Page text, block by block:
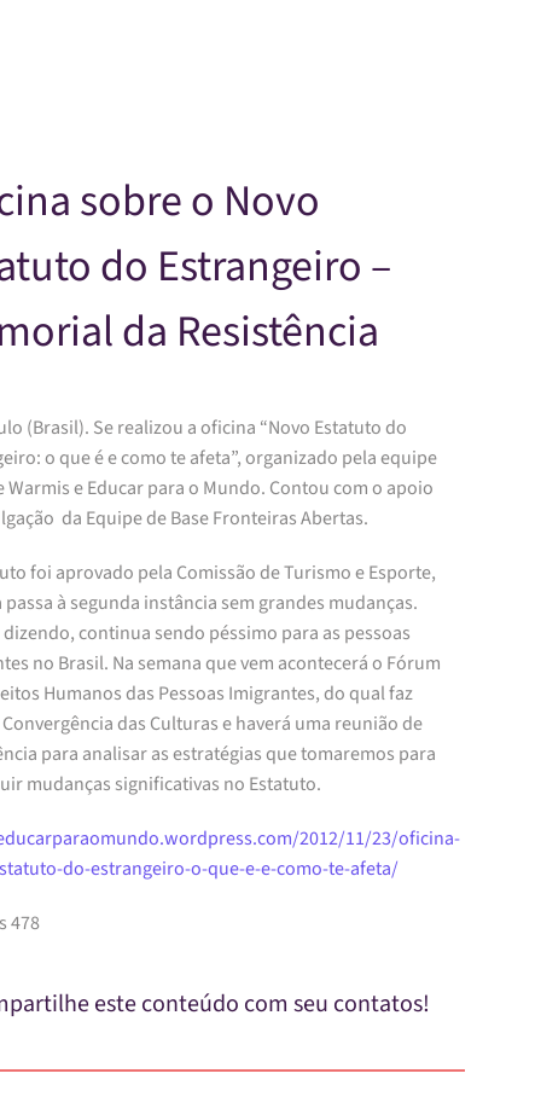
sobre o Novo
do Estrangeiro –
da Resistência
(Brasil). Se realizou a oficina “Novo Estatuto do
o que é e como te afeta”, organizado pela equipe
Warmis e Educar para o Mundo. Contou com o apoio
da Equipe de Base Fronteiras Abertas.
foi aprovado pela Comissão de Turismo e Esporte,
passa à segunda instância sem grandes mudanças.
continua sendo péssimo para as pessoas
no Brasil. Na semana que vem acontecerá o Fórum
Humanos das Pessoas Imigrantes, do qual faz
das Culturas e haverá uma reunião de
para analisar as estratégias que tomaremos para
mudanças significativas no Estatuto.
2012/11/23/oficina-
do-estrangeiro-o-que-e-e-como-te-afeta/
478
este conteúdo com seu contatos!